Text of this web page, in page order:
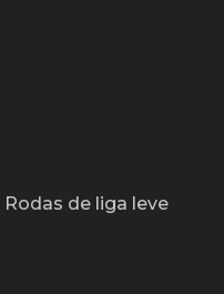
Rodas de liga leve